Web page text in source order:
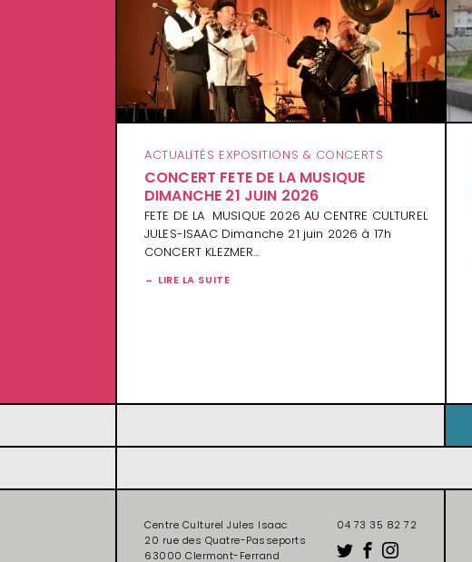
ACTUALITÉS EXPOSITIONS & CONCERTS
CONCERT FETE DE LA MUSIQUE
DIMANCHE 21 JUIN 2026
FETE DE LA MUSIQUE 2026 AU CENTRE CULTUREL
JULES-ISAAC Dimanche 21 juin 2026 à 17h
CONCERT KLEZMER…
LIRE LA SUITE
Centre Culturel Jules Isaac
20 rue des Quatre-Passeports
63000 Clermont-Ferrand
04 73 35 82 72